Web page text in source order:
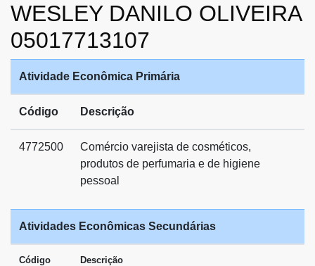
WESLEY DANILO OLIVEIRA
05017713107
Atividade Econômica Primária
Código Descrição
4772500
Comércio varejista de cosméticos,
produtos de perfumaria e de higiene
pessoal
Atividades Econômicas Secundárias
Código Descrição